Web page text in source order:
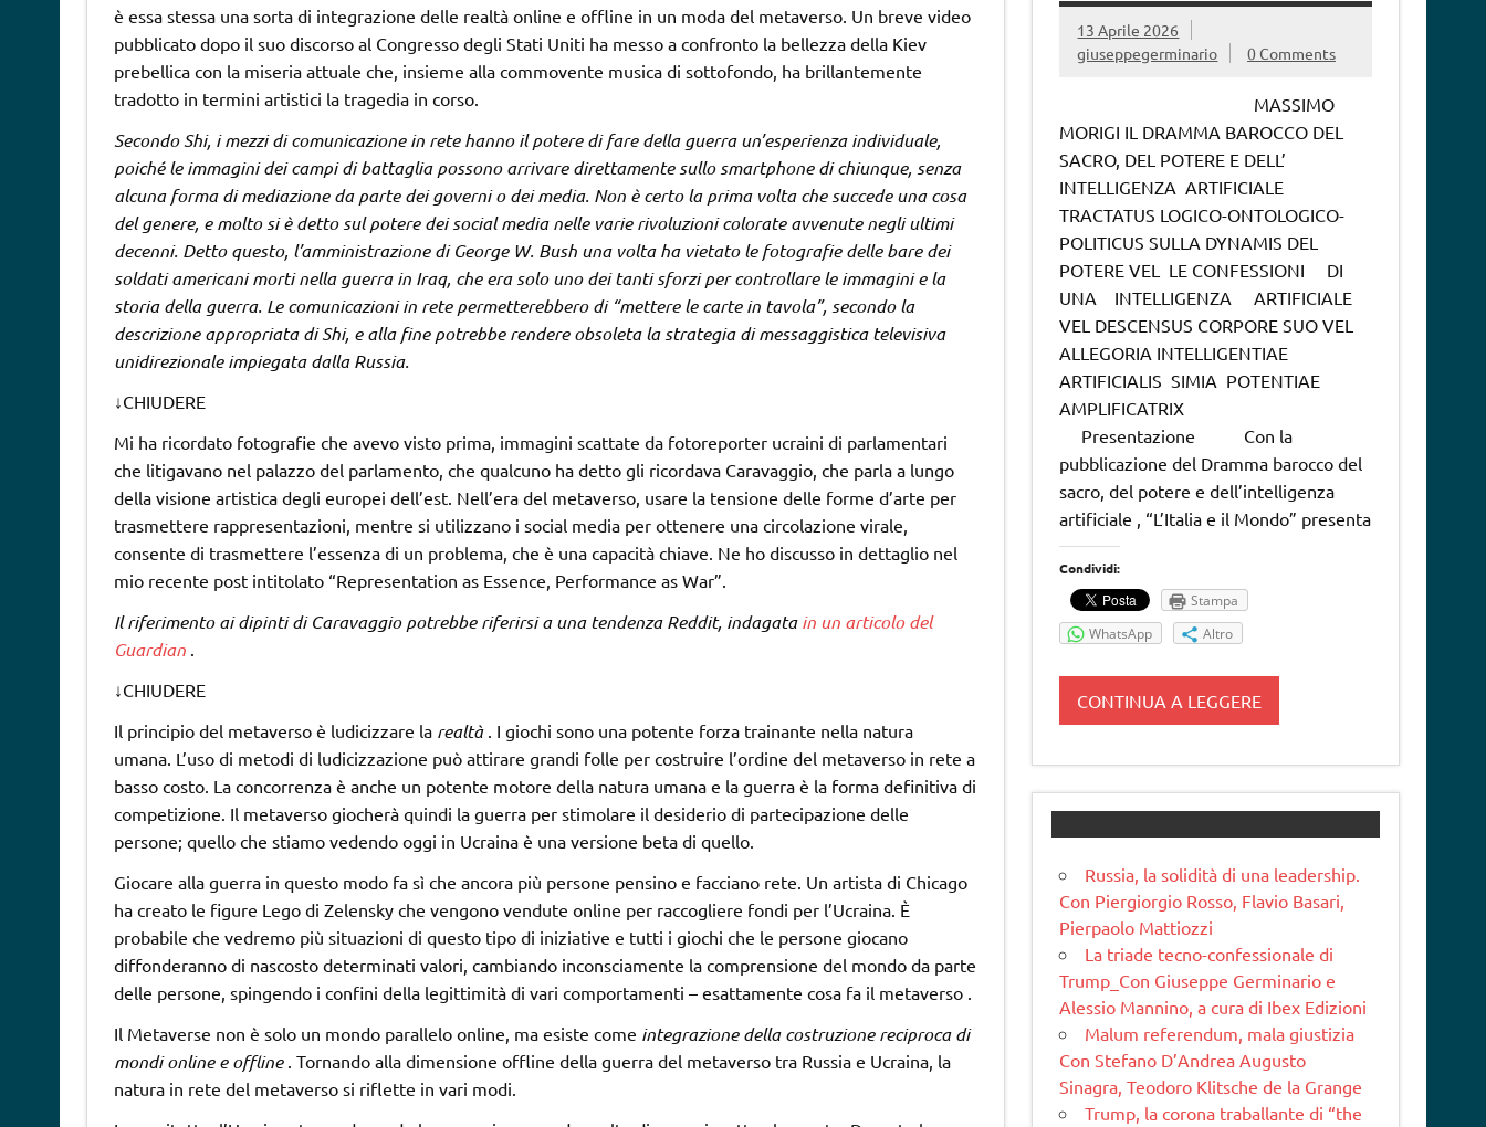
è essa stessa una sorta di integrazione delle realtà online e offline in un moda del metaverso. Un breve video
pubblicato dopo il suo discorso al Congresso degli Stati Uniti ha messo a confronto la bellezza della Kiev
prebellica con la miseria attuale che, insieme alla commovente musica di sottofondo, ha brillantemente
tradotto in termini artistici la tragedia in corso.
Secondo Shi, i mezzi di comunicazione in rete hanno il potere di fare della guerra un’esperienza individuale,
poiché le immagini dei campi di battaglia possono arrivare direttamente sullo smartphone di chiunque, senza
alcuna forma di mediazione da parte dei governi o dei media. Non è certo la prima volta che succede una cosa
del genere, e molto si è detto sul potere dei social media nelle varie rivoluzioni colorate avvenute negli ultimi
decenni. Detto questo, l’amministrazione di George W. Bush una volta ha vietato le fotografie delle bare dei
soldati americani morti nella guerra in Iraq, che era solo uno dei tanti sforzi per controllare le immagini e la
storia della guerra. Le comunicazioni in rete permetterebbero di “mettere le carte in tavola”, secondo la
descrizione appropriata di Shi, e alla fine potrebbe rendere obsoleta la strategia di messaggistica televisiva
unidirezionale impiegata dalla Russia.
↓CHIUDERE
Mi ha ricordato fotografie che avevo visto prima, immagini scattate da fotoreporter ucraini di parlamentari
che litigavano nel palazzo del parlamento, che qualcuno ha detto gli ricordava Caravaggio, che parla a lungo
della visione artistica degli europei dell’est. Nell’era del metaverso, usare la tensione delle forme d’arte per
trasmettere rappresentazioni, mentre si utilizzano i social media per ottenere una circolazione virale,
consente di trasmettere l’essenza di un problema, che è una capacità chiave. Ne ho discusso in dettaglio nel
mio recente post intitolato “Representation as Essence, Performance as War”.
Il riferimento ai dipinti di Caravaggio potrebbe riferirsi a una tendenza Reddit, indagatain un articolo del
Guardian
↓CHIUDERE
Il principio del metaverso è ludicizzare la realtà. I giochi sono una potente forza trainante nella natura
umana. L’uso di metodi di ludicizzazione può attirare grandi folle per costruire l’ordine del metaverso in rete a
basso costo. La concorrenza è anche un potente motore della natura umana e la guerra è la forma definitiva di
competizione. Il metaverso giocherà quindi la guerra per stimolare il desiderio di partecipazione delle
persone; quello che stiamo vedendo oggi in Ucraina è una versione beta di quello.
Giocare alla guerra in questo modo fa sì che ancora più persone pensino e facciano rete. Un artista di Chicago
ha creato le figure Lego di Zelensky che vengono vendute online per raccogliere fondi per l’Ucraina. È
probabile che vedremo più situazioni di questo tipo di iniziative e tutti i giochi che le persone giocano
diffonderanno di nascosto determinati valori, cambiando inconsciamente la comprensione del mondo da parte
delle persone, spingendo i confini della legittimità di vari comportamenti – esattamente cosa fa il metaverso .
Il Metaverse non è solo un mondo parallelo online, ma esiste come integrazione della costruzione reciproca di
mondi online e offline. Tornando alla dimensione offline della guerra del metaverso tra Russia e Ucraina, la
natura in rete del metaverso si riflette in vari modi.
13 Aprile 2026
giuseppegerminario
0 Comments
MASSIMO
MORIGI IL DRAMMA BAROCCO DEL
SACRO, DEL POTERE E DELL’
INTELLIGENZA ARTIFICIALE
TRACTATUS LOGICO-ONTOLOGICO-
POLITICUS SULLA DYNAMIS DEL
POTERE VEL LE CONFESSIONI DI
UNA INTELLIGENZA ARTIFICIALE
VEL DESCENSUS CORPORE SUO VEL
ALLEGORIA INTELLIGENTIAE
ARTIFICIALIS SIMIA POTENTIAE
AMPLIFICATRIX
Presentazione Con la
pubblicazione del Dramma barocco del
sacro, del potere e dell’intelligenza
artificiale , “L’Italia e il Mondo” presenta
Condividi:
Stampa
WhatsApp
Altro
CONTINUA A LEGGERE
Russia, la solidità di una leadership.
Con Piergiorgio Rosso, Flavio Basari,
Pierpaolo Mattiozzi
La triade tecno-confessionale di
Trump_Con Giuseppe Germinario e
Alessio Mannino, a cura di Ibex Edizioni
Malum referendum, mala giustizia
Con Stefano D’Andrea Augusto
Sinagra, Teodoro Klitsche de la Grange
Trump, la corona traballante di “the